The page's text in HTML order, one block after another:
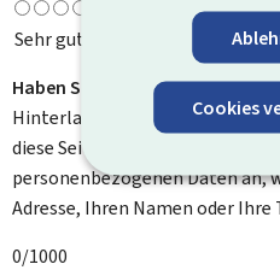
Cookies
Sehr gut
Haben Sie
Hinterlassen Sie uns einen
diese Seite zu verbessern. Bitte
personenbezogenen Daten an,
Adresse, Ihren Namen oder
0/1000